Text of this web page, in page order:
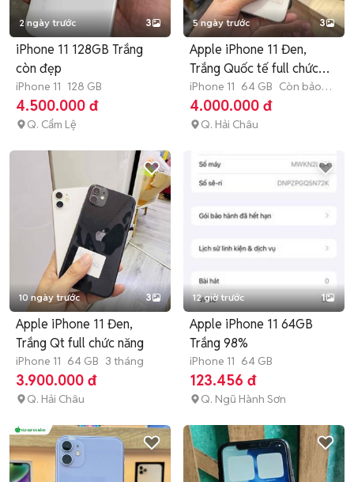
2 ngày trước 3
iPhone 11 128GB Trắng
còn đẹp
iPhone 11 128 GB
4.500.000 đ
Q. Cẩm Lệ
5 ngày trước 3
Apple iPhone 11 Đen,
Trắng Quốc tế full chức
năng
iPhone 11 64 GB Còn bảo
hành
4.000.000 đ
Q. Hải Châu
10 ngày trước 3
Apple iPhone 11 Đen,
Trắng Qt full chức năng
iPhone 11 64 GB 3 tháng
3.900.000 đ
Q. Hải Châu
12 giờ trước 1
Apple iPhone 11 64GB
Trắng 98%
iPhone 11 64 GB
123.456 đ
Q. Ngũ Hành Sơn